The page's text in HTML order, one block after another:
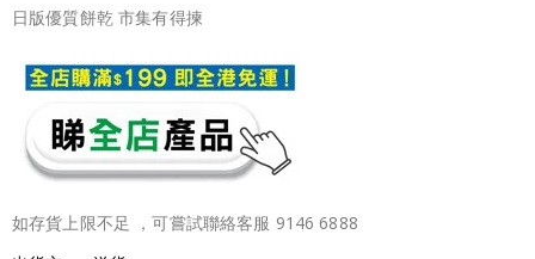
日版優質餅乾 市集有得揀
如存貨上限不足 ，可嘗試聯絡客服 9146 6888